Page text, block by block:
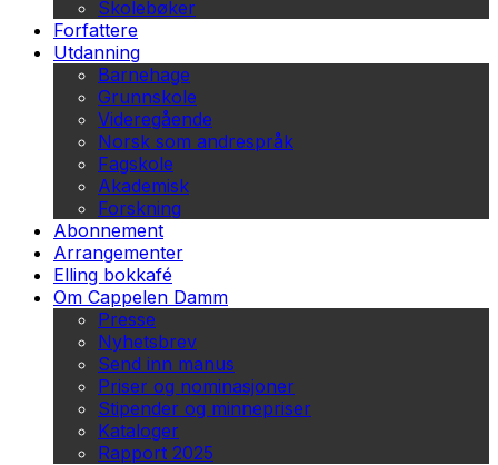
Skolebøker
Forfattere
Utdanning
Barnehage
Grunnskole
Videregående
Norsk som andrespråk
Fagskole
Akademisk
Forskning
Abonnement
Arrangementer
Elling bokkafé
Om Cappelen Damm
Presse
Nyhetsbrev
Send inn manus
Priser og nominasjoner
Stipender og minnepriser
Kataloger
Rapport 2025